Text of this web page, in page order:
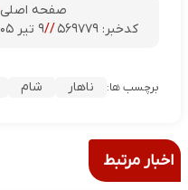
صفحه اصلی
کدخبر: ۵۶۹۷۷۹ //۹ تیر ۱۴۰۵
برچسب ها: ناهار شام
اخبار مرتبط